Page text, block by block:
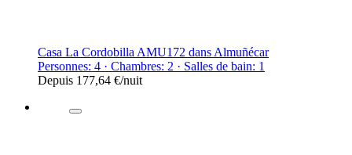
Casa La Cordobilla AMU172 dans Almuñécar
Personnes: 4 · Chambres: 2 · Salles de bain: 1
Depuis 177,64 €/nuit